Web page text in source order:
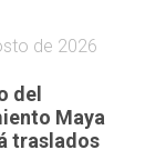
de 2026
del
Maya
traslados